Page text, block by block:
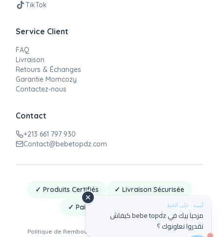
أمينة · على الخط
مرحبا بيك في bebe topdz كيفاش
نقدروا نعاونوك ؟
TikTok
Service Client
FAQ
Livraison
Retours & Échanges
Garantie Momcozy
Contactez-nous
Contact
+213 661 797 930
Contact@bebetopdz.com
✓ Produits Certifiés
✓ Livraison Sécurisée
✓ Paiement à la Livraison
Politique de Remboursement Politique de Confidentialité·